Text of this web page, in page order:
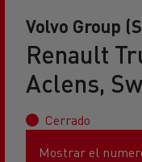
Volvo Group
Renault
Aclens,
Cerrado
Mostrar el